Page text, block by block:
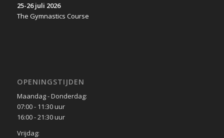
25-26 juli 2026
The Gymnastics Course
OPENINGSTIJDEN
Maandag - Donderdag:
07:00 - 11:30 uur
16:00 - 21:30 uur
Vrijdag: